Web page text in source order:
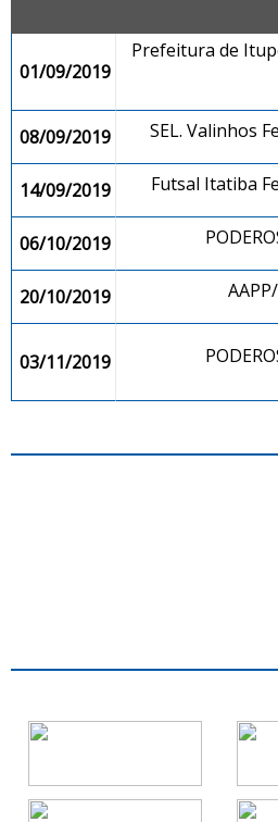
01/09/2019
Prefeitura de
08/09/2019 SEL. Valinhos
14/09/2019 Futsal Itatiba
06/10/2019
20/10/2019
03/11/2019